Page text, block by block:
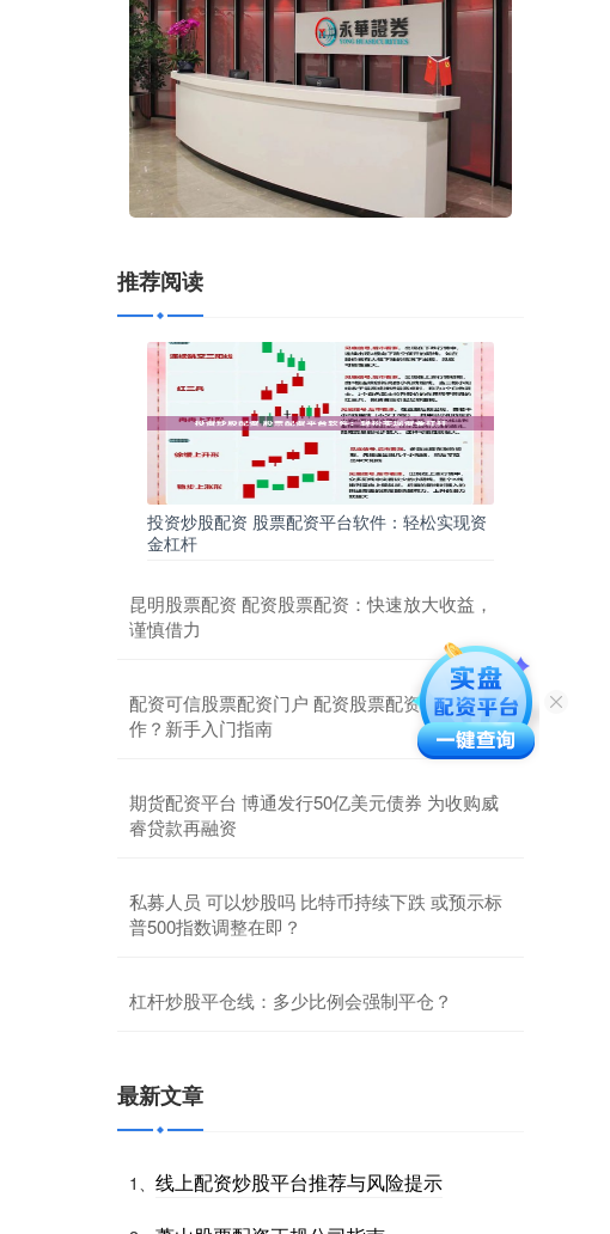
推荐阅读
投资炒股配资 股票配资平台软件：轻松实现资
金杠杆
昆明股票配资 配资股票配资：快速放大收益，
谨慎借力
配资可信股票配资门户 配资股票配资如何操
作？新手入门指南
期货配资平台 博通发行50亿美元债券 为收购威
睿贷款再融资
私募人员 可以炒股吗 比特币持续下跌 或预示标
普500指数调整在即？
杠杆炒股平仓线：多少比例会强制平仓？
最新文章
1、 线上配资炒股平台推荐与风险提示